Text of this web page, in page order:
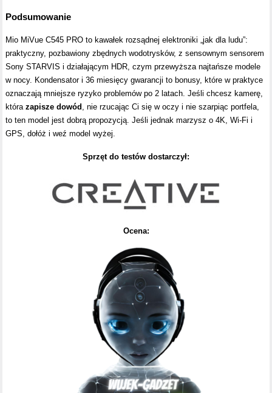
Podsumowanie
Mio MiVue C545 PRO to kawałek rozsądnej elektroniki „jak dla ludu”:
praktyczny, pozbawiony zbędnych wodotrysków, z sensownym sensorem
Sony STARVIS i działającym HDR, czym przewyższa najtańsze modele
w nocy. Kondensator i 36 miesięcy gwarancji to bonusy, które w praktyce
oznaczają mniejsze ryzyko problemów po 2 latach. Jeśli chcesz kamerę,
którazapisze dowód
, nie rzucając Ci się w oczy i nie szarpiąc portfela,
to ten model jest dobrą propozycją. Jeśli jednak marzysz o 4K, Wi-Fi i
GPS, dołóż i weź model wyżej.
Sprzęt do testów dostarczył:
Ocena: